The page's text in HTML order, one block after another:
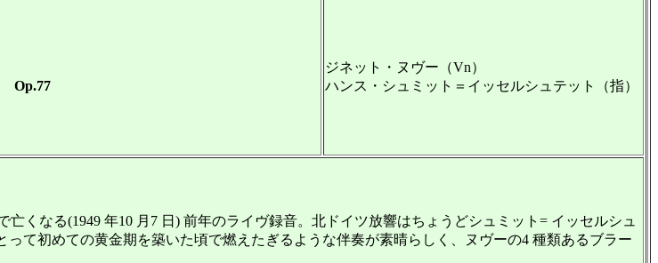
Op.77
ジネット・ヌヴー（Vn）
ハンス・シュミット＝イッセルシュテット（指）
くなる(1949 年10 月7 日) 前年のライヴ録音。北ドイツ放響はちょうどシュミット= イッセルシュ
て初めての黄金期を築いた頃で燃えたぎるような伴奏が素晴らしく、ヌヴーの4 種類あるブラー